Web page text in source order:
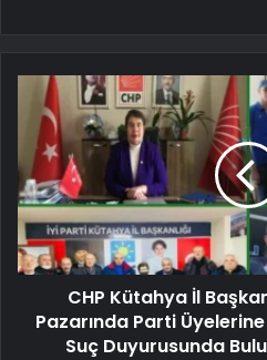
CHP Kütahya İl
Pazarında Parti
Suç Duyurusunda